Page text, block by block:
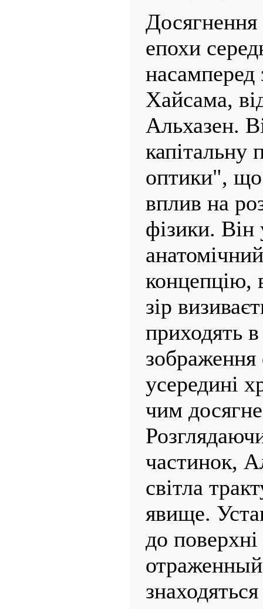
Досягнення
епохи
Хайсама,
Альхазен.
оптики",
вплив на
фізики.
концепцію,
зір
приходять в
усередині
чим
частинок,
світла
явище.
до